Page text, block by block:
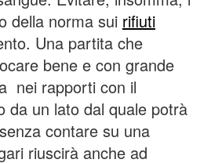
della norma sui rifiuti
Una partita che
bene e con grande
nei rapporti con il
da un lato dal quale potrà
contare su una
riuscirà anche ad